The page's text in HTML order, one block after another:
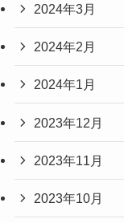
2024年3月
2024年2月
2024年1月
2023年12月
2023年11月
2023年10月